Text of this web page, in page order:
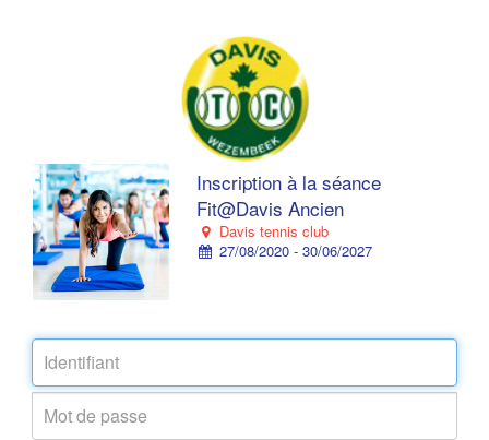
Inscription à la séance
Fit@Davis Ancien
Davis tennis club
27/08/2020 - 30/06/2027